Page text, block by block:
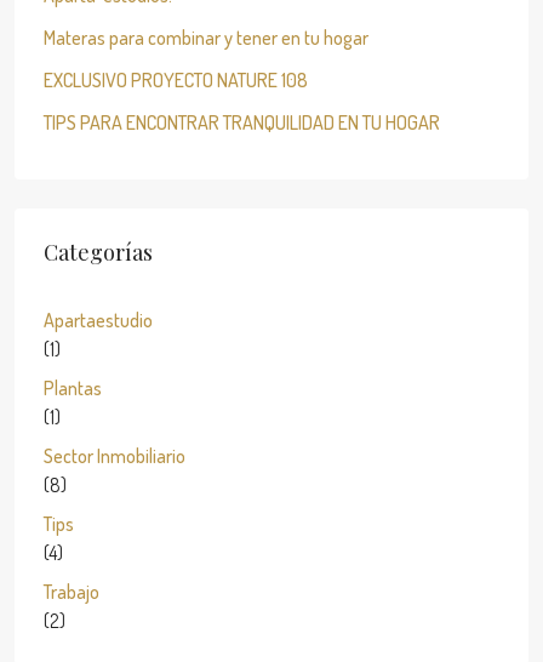
Materas para combinar y tener en tu hogar
EXCLUSIVO PROYECTO NATURE 108
TIPS PARA ENCONTRAR TRANQUILIDAD EN TU HOGAR
Categorías
Apartaestudio
(1)
Plantas
(1)
Sector Inmobiliario
(8)
Tips
(4)
Trabajo
(2)